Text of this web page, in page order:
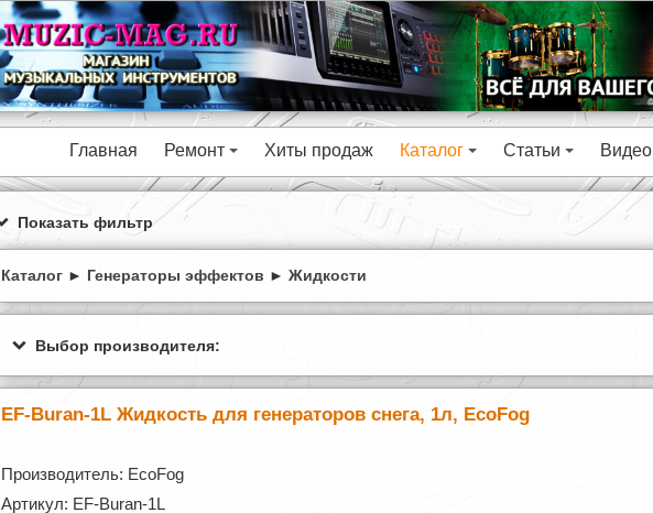
Главная Ремонт Хиты продаж Каталог Статьи Видео
Показать фильтр
Каталог ► Генераторы эффектов ► Жидкости
Выбор производителя:
EF-Buran-1L Жидкость для генераторов снега, 1л, EcoFog
Производитель: EcoFog
Артикул: EF-Buran-1L